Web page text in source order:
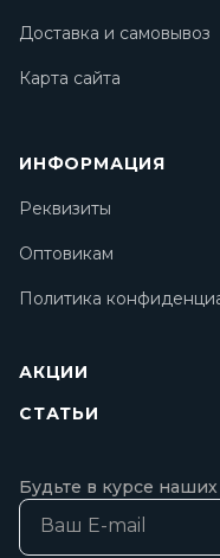
Доставка и самовывоз
Карта сайта
ИНФОРМАЦИЯ
Реквизиты
Оптовикам
Политика
АКЦИИ
СТАТЬИ
Будьте в курсе